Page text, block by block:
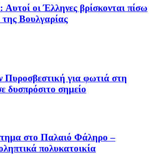
οι Έλληνες βρίσκονται πίσω
Βουλγαρίας
Πυροσβεστική για φωτιά στη
δυσπρόσιτο σημείο
στο Παλαιό Φάληρο –
πολυκατοικία